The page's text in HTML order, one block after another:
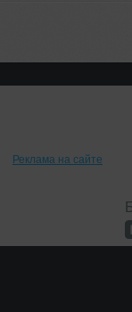
Реклама на сайте